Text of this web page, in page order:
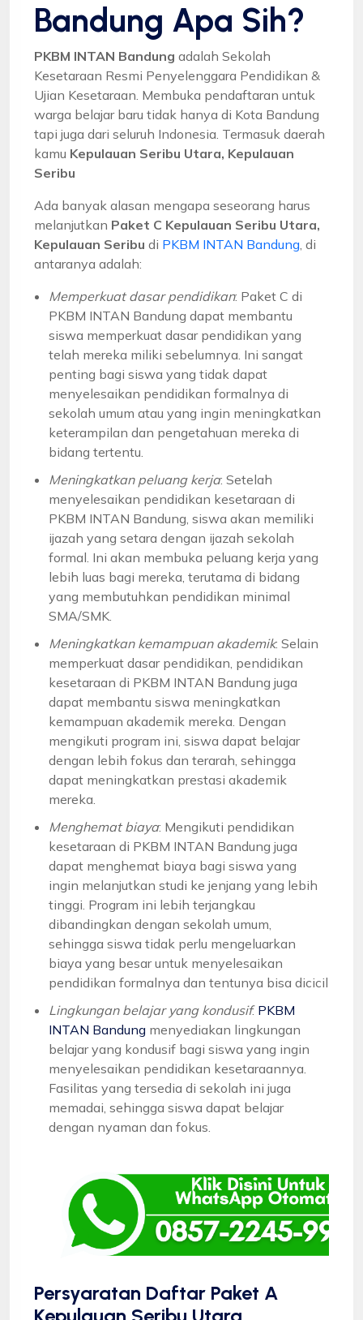
Bandung Apa Sih?
PKBM INTAN Bandung adalah Sekolah
Kesetaraan Resmi Penyelenggara Pendidikan &
Ujian Kesetaraan. Membuka pendaftaran untuk
warga belajar baru tidak hanya di Kota Bandung
tapi juga dari seluruh Indonesia. Termasuk daerah
kamu Kepulauan Seribu Utara, Kepulauan
Seribu
Ada banyak alasan mengapa seseorang harus
melanjutkan Paket C Kepulauan Seribu Utara,
Kepulauan Seribu di PKBM INTAN Bandung , di
antaranya adalah:
Memperkuat dasar pendidikan: Paket C di
PKBM INTAN Bandung dapat membantu
siswa memperkuat dasar pendidikan yang
telah mereka miliki sebelumnya. Ini sangat
penting bagi siswa yang tidak dapat
menyelesaikan pendidikan formalnya di
sekolah umum atau yang ingin meningkatkan
keterampilan dan pengetahuan mereka di
bidang tertentu.
Meningkatkan peluang kerja: Setelah
menyelesaikan pendidikan kesetaraan di
PKBM INTAN Bandung, siswa akan memiliki
ijazah yang setara dengan ijazah sekolah
formal. Ini akan membuka peluang kerja yang
lebih luas bagi mereka, terutama di bidang
yang membutuhkan pendidikan minimal
SMA/SMK.
Meningkatkan kemampuan akademik: Selain
memperkuat dasar pendidikan, pendidikan
kesetaraan di PKBM INTAN Bandung juga
dapat membantu siswa meningkatkan
kemampuan akademik mereka. Dengan
mengikuti program ini, siswa dapat belajar
dengan lebih fokus dan terarah, sehingga
dapat meningkatkan prestasi akademik
mereka.
Menghemat biaya: Mengikuti pendidikan
kesetaraan di PKBM INTAN Bandung juga
dapat menghemat biaya bagi siswa yang
ingin melanjutkan studi ke jenjang yang lebih
tinggi. Program ini lebih terjangkau
dibandingkan dengan sekolah umum,
sehingga siswa tidak perlu mengeluarkan
biaya yang besar untuk menyelesaikan
pendidikan formalnya dan tentunya bisa dicicil
Lingkungan belajar yang kondusif: PKBM
INTAN Bandung menyediakan lingkungan
belajar yang kondusif bagi siswa yang ingin
menyelesaikan pendidikan kesetaraannya.
Fasilitas yang tersedia di sekolah ini juga
memadai, sehingga siswa dapat belajar
dengan nyaman dan fokus.
Persyaratan Daftar Paket A
Kepulauan Seribu Utara,